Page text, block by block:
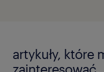
artykuły, które
zainteresować.